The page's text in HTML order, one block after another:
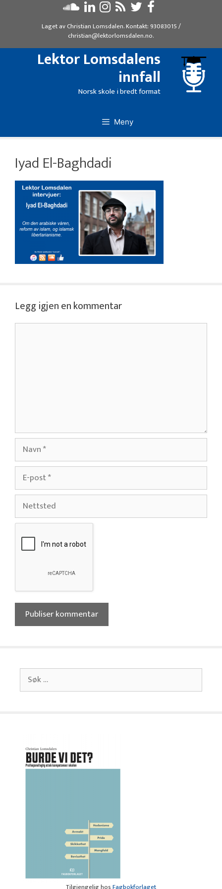
Laget avChristian Lomsdalen. Kontakt: 93083015/
christian@lektorlomsdalen.no.
Lektor Lomsdalens
innfall
Norsk skole i bredt format
Meny
Iyad El-Baghdadi
Legg igjen en kommentar
Navn
post
Nettsted
Søk
etter: